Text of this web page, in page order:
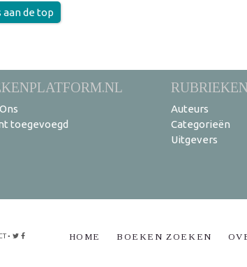
aan de top
toegevoegd
Auteurs
Categorieën
Uitgevers
• HOME BOEKEN ZOEKEN